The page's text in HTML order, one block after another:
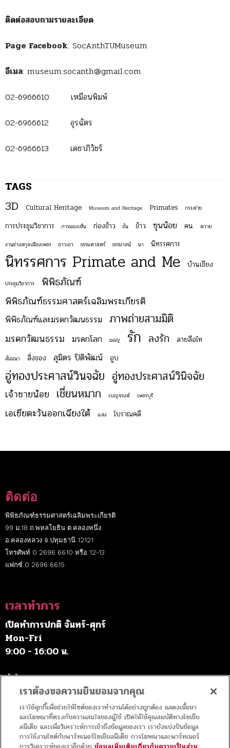
ติดต่อสอบถามรายละเอียด
Page Facebook: SocAnthTUMuseum
อีเมล: museum.socanth@gmail.com
02-6966610 เหมือนพิมพ์
02-6966612 อุรฉัตร
02-6966613 เดชาภิวัชร์
TAGS
3D Cultural Heritage Museum and Heritage Primates กระต่าย
การประชุมวิชาการ การมองเห็น ก่องข้าว ขัน ข้าว ฃุนน้อย คน ควาย
งานช่างสกุลเมืองเพชร ชาวเขา ธรรมศาสตร์ ธรรมาสน์ นา นิทรรศการ
นิทรรศการ Primate and Me บ้านเชียง
ประชุมวิชาการ พิพิธภัณฑ์
พิพิธภัณฑ์ธรรมศาสตร์เฉลิมพระเกียรติ
พิพิธภัณฑ์และมรดกวัฒนธรรม ภาพถ่ายสามมิติ
มรดกวัฒนธรรม มรดกโลก มอญ รัก ลงรัก ลายสือไท
สัมมนา สิ่งของ สุมิตร ปิติพัฒน์ อูบ
อู่ทองประศาสน์วินจฉัย อู่ทองประศาสน์วินิจฉัย
เจ้าชายน้อย เชี่ยนหมาก เบญจรงค์ เพชรบุรี
เอเชียตะวันออกเฉียงใต้ แสง โบราณคดี
ติดต่อ
พิพิธภัณฑ์ธรรมศาสตร์เฉลิมพระเกียรติ
99 ม.18 ถ.พหลโยธิน ต.คลองหนึ่ง
อ.คลองหลวง จ.ปทุมธานี 12121
โทรศัพท์ 0 2696 6610 หรือ 12-13
แฟกซ์ 0 2696 6615
เวลาทำการ
เปิดทำการปกติ จันทร์-ศุกร์
Mon-Fri
9:00 - 16:00 น.
เว้นวันหยุดราชการ
ค่าบริการ
เข้าชมฟรี
เราต้องขอความยินยอมจากคุณ
เราใช้คุกกี้เพื่อช่วยให้ไซต์ของเราทำงานได้อย่างถูกต้อง แสดงเนื้อหา
และโฆษณาที่ตรงกับความสนใจของผู้ใช้ เปิดให้ใช้คุณสมบัติทางโซเชีย
ลมีเดีย และเพื่อวิเคราะห์การเข้าถึงข้อมูลของเรา เรายังแบ่งปันข้อมูล
การใช้งานไซต์กับพาร์ทเนอร์โซเชียลมีเดีย การโฆษณาและพาร์ทเนอร์